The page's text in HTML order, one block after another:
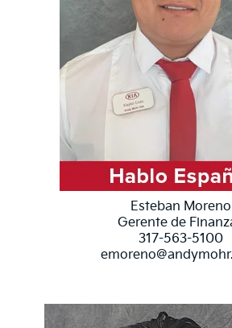
Esteban Moreno
Gerente de
317-563-5100